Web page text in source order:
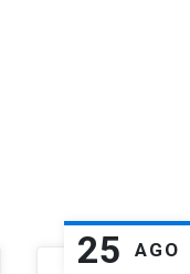
25 AGO